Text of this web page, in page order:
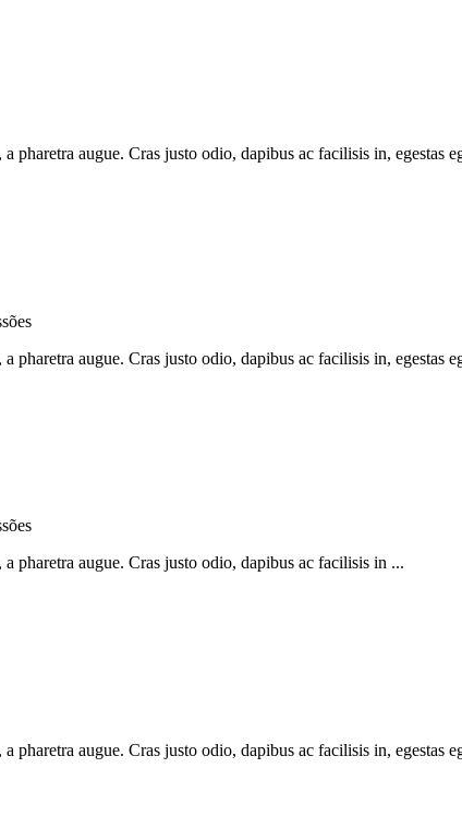
augue. Cras justo odio, dapibus ac facilisis in, egestas
augue. Cras justo odio, dapibus ac facilisis in, egestas
pharetra augue. Cras justo odio, dapibus ac facilisis in ...
augue. Cras justo odio, dapibus ac facilisis in, egestas